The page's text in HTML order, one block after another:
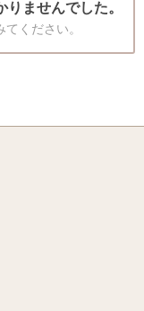
ませんでした。
ください。